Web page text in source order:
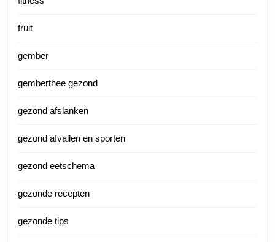
fruit
gember
gemberthee gezond
gezond afslanken
gezond afvallen en sporten
gezond eetschema
gezonde recepten
gezonde tips